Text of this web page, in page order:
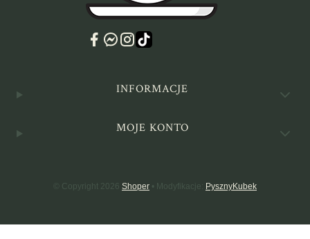
Linki w stopceINFORMACJE
MOJE KONTO
© Copyright 2026 Shoper • Modyfikacje: PysznyKubek